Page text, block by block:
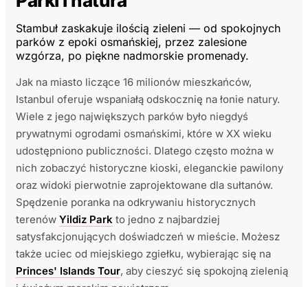
Stambuł zaskakuje ilością zieleni — od spokojnych
parków z epoki osmańskiej, przez zalesione
wzgórza, po piękne nadmorskie promenady.
Jak na miasto liczące 16 milionów mieszkańców,
Istanbul oferuje wspaniałą odskocznię na łonie natury.
Wiele z jego największych parków było niegdyś
prywatnymi ogrodami osmańskimi, które w XX wieku
udostępniono publiczności. Dlatego często można w
nich zobaczyć historyczne kioski, eleganckie pawilony
oraz widoki pierwotnie zaprojektowane dla sułtanów.
Spędzenie poranka na odkrywaniu historycznych
terenów Yildiz Park to jedno z najbardziej
satysfakcjonujących doświadczeń w mieście. Możesz
także uciec od miejskiego zgiełku, wybierając się na
Princes' Islands Tour, aby cieszyć się spokojną zielenią